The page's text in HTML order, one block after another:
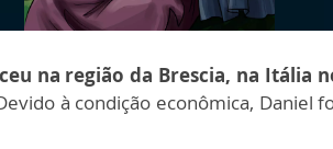
na região da Brescia, na Itália
à condição econômica, Daniel